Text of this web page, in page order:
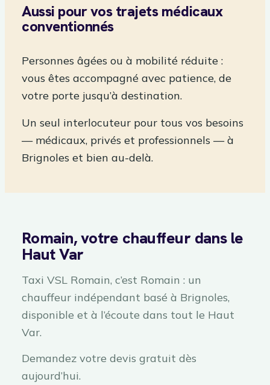
Aussi pour vos trajets médicaux
conventionnés
Personnes âgées ou à mobilité réduite :
vous êtes accompagné avec patience, de
votre porte jusqu’à destination.
Un seul interlocuteur pour tous vos besoins
— médicaux, privés et professionnels — à
Brignoles et bien au-delà.
Romain, votre chauffeur dans le
Haut Var
Taxi VSL Romain, c’est Romain : un
chauffeur indépendant basé à Brignoles,
disponible et à l’écoute dans tout le Haut
Var.
Demandez votre devis gratuit dès
aujourd’hui.